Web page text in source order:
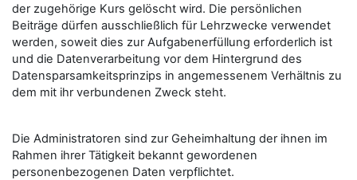
der zugehörige Kurs gelöscht wird. Die persönlichen
Beiträge dürfen ausschließlich für Lehrzwecke verwendet
werden, soweit dies zur Aufgabenerfüllung erforderlich ist
und die Datenverarbeitung vor dem Hintergrund des
Datensparsamkeitsprinzips in angemessenem Verhältnis zu
dem mit ihr verbundenen Zweck steht.
Die Administratoren sind zur Geheimhaltung der ihnen im
Rahmen ihrer Tätigkeit bekannt gewordenen
personenbezogenen Daten verpflichtet.